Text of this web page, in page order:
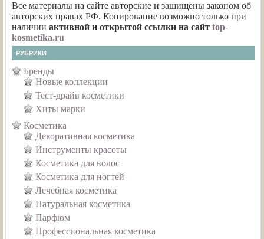
Все материалы на сайте авторские и защищены законом об
авторских правах РФ. Копирование возможно только при
наличии активной и открытой ссылки на сайт top-
kosmetika.ru
РУБРИКИ
Бренды
Новые коллекции
Тест-драйв косметики
Хиты марки
Косметика
Декоративная косметика
Инструменты красоты
Косметика для волос
Косметика для ногтей
Лечебная косметика
Натуральная косметика
Парфюм
Профессиональная косметика